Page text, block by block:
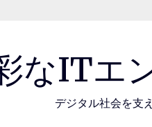
なITエ
デジタル社会を支